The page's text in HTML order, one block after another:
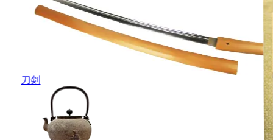
刀剣